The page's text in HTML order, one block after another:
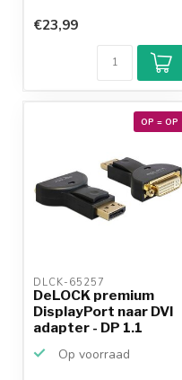
€23,99
OP = OP
DLCK-65257
DeLOCK premium
DisplayPort naar DVI
adapter - DP 1.1
Op voorraad